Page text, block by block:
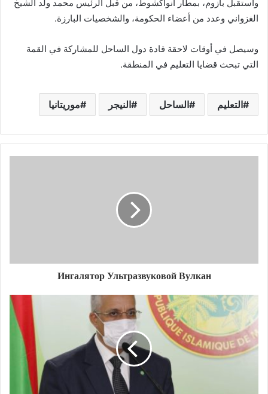
واستقبل بازوم، بمطار انواكشوط، من قبل الرئيس محمد ولد الشيخ
الغزواني وعدد من أعضاء الحكومة، والشخصيات البارزة.
وسيصل في أوقات لاحقة قادة دول الساحل للمشاركة في القمة
التي تبحث قضايا التعليم في المنطقة.
التعليم الساحل النيجر موريتانيا
Ингалятор Ультразвуковой Вулкан